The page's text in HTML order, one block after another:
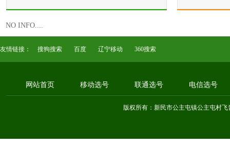
NO INFO....
友情链接： 搜狗搜索 百度 辽宁移动 360搜索
网站首页 移动选号 联通选号 电信选号
版权所有：新民市公主屯镇公主屯村